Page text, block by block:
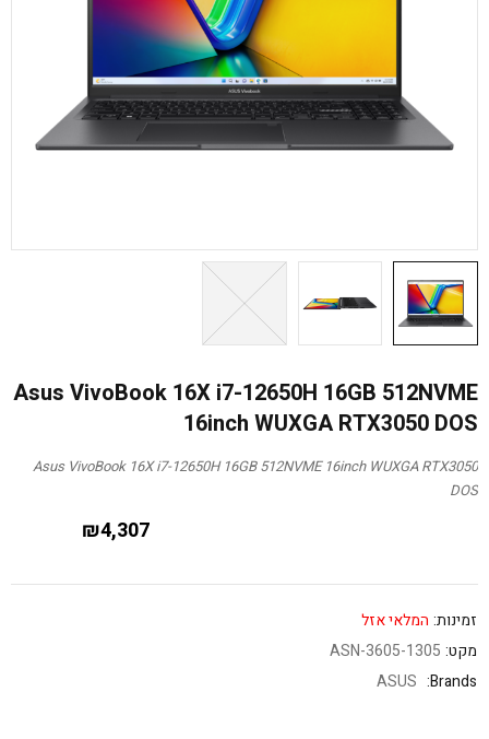
Asus VivoBook 16X i7-12650H 16GB 512NVME
16inch WUXGA RTX3050 DOS
Asus VivoBook 16X i7-12650H 16GB 512NVME 16inch WUXGA RTX3050
DOS
₪4,307
זמינות: המלאי אזל
מקט: ASN-3605-1305
Brands:
ASUS